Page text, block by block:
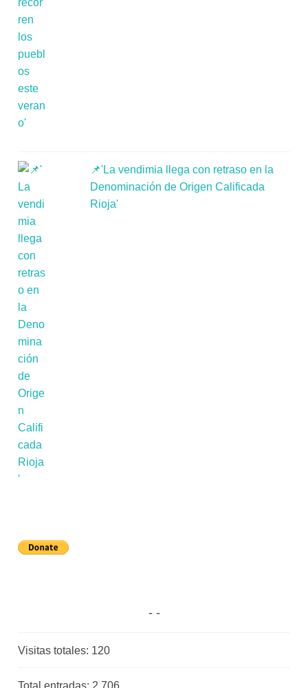
📌'La vendimia llega con retraso en la
Denominación de Origen Calificada
Rioja'
Visitas totales: 120